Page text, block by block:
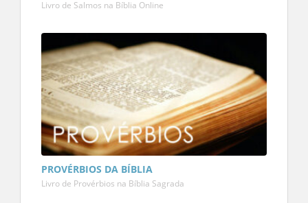
Livro de Salmos na Bíblia Online
PROVÉRBIOS DA BÍBLIA
Livro de Provérbios na Bíblia Sagrada